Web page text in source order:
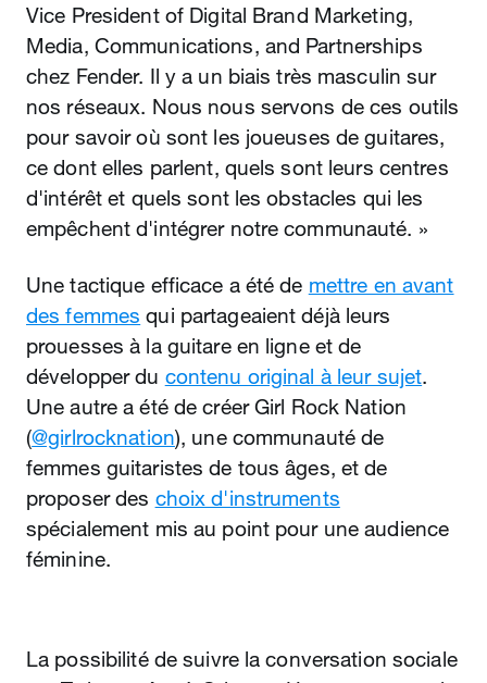
Vice President of Digital Brand Marketing,
Media, Communications, and Partnerships
chez Fender. Il y a un biais très masculin sur
nos réseaux. Nous nous servons de ces outils
pour savoir où sont les joueuses de guitares,
ce dont elles parlent, quels sont leurs centres
d'intérêt et quels sont les obstacles qui les
empêchent d'intégrer notre communauté. »
Une tactique efficace a été de mettre en avant
des femmes qui partageaient déjà leurs
prouesses à la guitare en ligne et de
développer du contenu original à leur sujet.
Une autre a été de créer Girl Rock Nation
(@girlrocknation), une communauté de
femmes guitaristes de tous âges, et de
proposer des choix d'instruments
spécialement mis au point pour une audience
féminine.
La possibilité de suivre la conversation sociale